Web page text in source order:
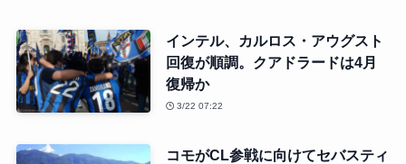
インテル、カルロス・アウグスト
回復が順調。クアドラードは4月
復帰か
3/22 07:22
コモがCL参戦に向けてセバスティ